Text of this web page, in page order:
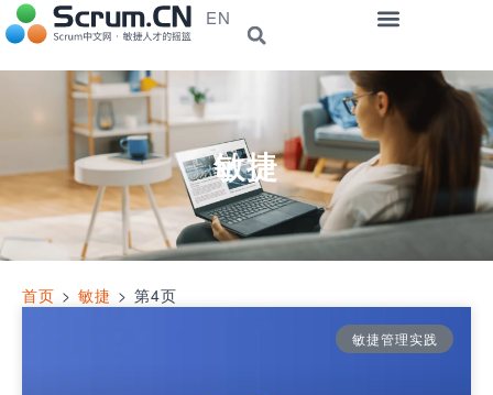
EN
敏捷
首页 > 敏捷 > 第4页
敏捷管理实践